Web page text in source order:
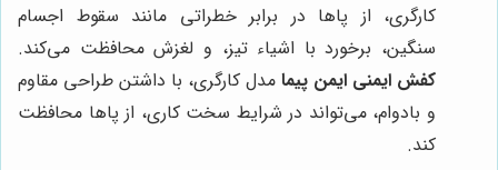
کارگری، از پاها در برابر خطراتی مانند سقوط اجسام
سنگین، برخورد با اشیاء تیز، و لغزش محافظت می‌کند.
کفش ایمنی ایمن پیما مدل کارگری، با داشتن طراحی مقاوم
و بادوام، می‌تواند در شرایط سخت کاری، از پاها محافظت
کند.